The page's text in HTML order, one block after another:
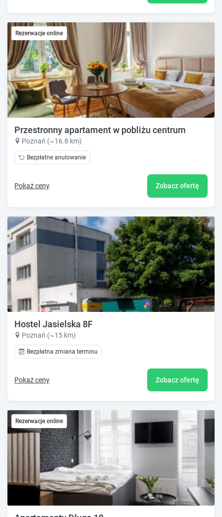
Rezerwacje online
Przestronny apartament w pobliżu centrum
Poznań (~16.8 km)
Bezpłatne anulowanie
Pokaż ceny Zobacz ofertę
Hostel Jasielska 8F
Poznań (~15 km)
Bezpłatna zmiana terminu
Pokaż ceny Zobacz ofertę
Rezerwacje online